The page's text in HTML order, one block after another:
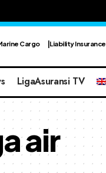
Cargo Liability Insurance
LigaAsuransi TV
air